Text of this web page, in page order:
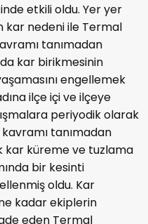
etkili oldu. Yer yer
kar nedeni ile Termal
tanımadan
kar birikmesinin
engellemek
ilçe içi ve ilçeye
periyodik olarak
tanımadan
kar küreme ve tuzlama
bir kesinti
oldu. Kar
kadar ekiplerin
eden Termal